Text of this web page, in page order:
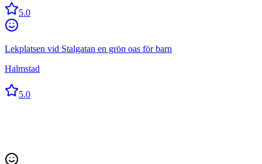
5.0
Lekplatsen vid Stalgatan en grön oas för barn
Halmstad
5.0